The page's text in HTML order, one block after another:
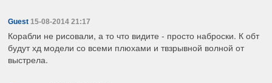
Guest 15-08-2014 21:17
Корабли не рисовали, а то что видите - просто наброски. К обт
будут хд модели со всеми плюхами и твзрывной волной от
выстрела.